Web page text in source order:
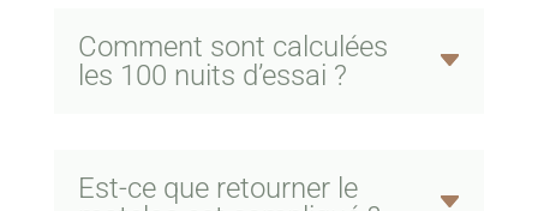
Comment sont calculées
les 100 nuits d’essai ?
Est-ce que retourner le